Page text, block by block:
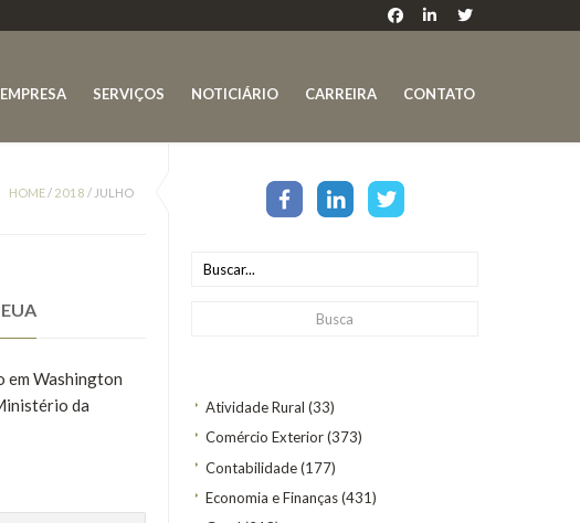
SERVIÇOS NOTICIÁRIO CARREIRA CONTATO
Atividade Rural (33)
Comércio Exterior(373)
Contabilidade(177)
Economia e Finanças(431)
HOME/ 2018 / JULHO
em Washington
da